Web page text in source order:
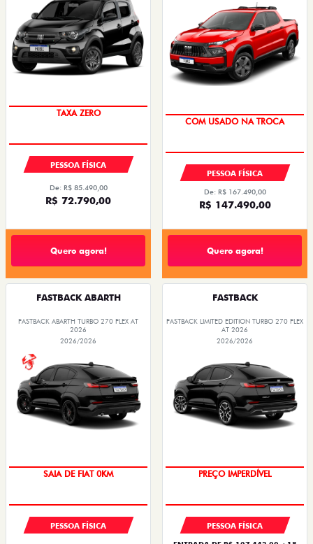
PREÇO IMPERDÍVEL
PESSOA FÍSICA
De: R$ 85.490,00
R$ 72.790,00
Quero agora!
OPORTUNIDADE
PESSOA FÍSICA
De: R$ 167.490,00
R$ 147.490,00
Quero agora!
FASTBACK ABARTH
FASTBACK ABARTH TURBO 270 FLEX AT
2026
2026/2026
PREÇO IMPERDÍVEL
PESSOA FÍSICA
FASTBACK
FASTBACK LIMITED EDITION TURBO 270 FLEX
AT 2026
2026/2026
COM USADO NA TROCA
PESSOA FÍSICA